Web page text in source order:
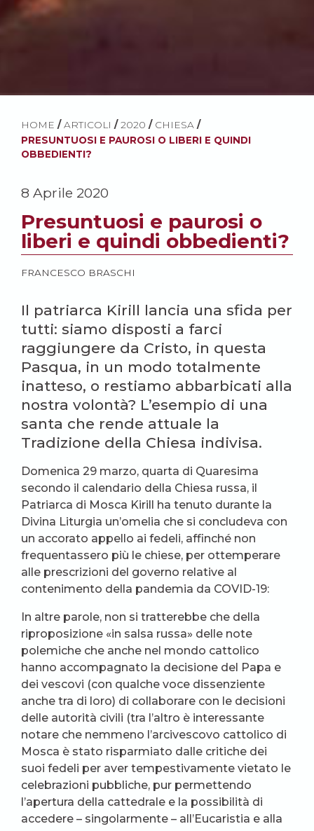
HOME / ARTICOLI / 2020 / CHIESA /
PRESUNTUOSI E PAUROSI O LIBERI E QUINDI
OBBEDIENTI?
8 Aprile 2020
Presuntuosi e paurosi o
liberi e quindi obbedienti?
FRANCESCO BRASCHI
Il patriarca Kirill lancia una sfida per
tutti: siamo disposti a farci
raggiungere da Cristo, in questa
Pasqua, in un modo totalmente
inatteso, o restiamo abbarbicati alla
nostra volontà? L’esempio di una
santa che rende attuale la
Tradizione della Chiesa indivisa.
Domenica 29 marzo, quarta di Quaresima
secondo il calendario della Chiesa russa, il
Patriarca di Mosca Kirill ha tenuto durante la
Divina Liturgia un’omelia che si concludeva con
un accorato appello ai fedeli, affinché non
frequentassero più le chiese, per ottemperare
alle prescrizioni del governo relative al
contenimento della pandemia da COVID-19:
In altre parole, non si tratterebbe che della
riproposizione «in salsa russa» delle note
polemiche che anche nel mondo cattolico
hanno accompagnato la decisione del Papa e
dei vescovi (con qualche voce dissenziente
anche tra di loro) di collaborare con le decisioni
delle autorità civili (tra l’altro è interessante
notare che nemmeno l’arcivescovo cattolico di
Mosca è stato risparmiato dalle critiche dei
suoi fedeli per aver tempestivamente vietato le
celebrazioni pubbliche, pur permettendo
l’apertura della cattedrale e la possibilità di
accedere – singolarmente – all’Eucaristia e alla